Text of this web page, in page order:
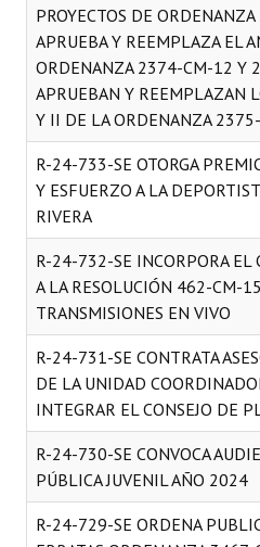
PROYECTOS DE
APRUEBA Y REEMPLAZA EL
ORDENANZA 2374-CM-12 Y
APRUEBAN Y REEMPLAZAN
Y II DE LA ORDENANZA
R-24-733-SE OTORGA
Y ESFUERZO A LA
RIVERA
R-24-732-SE INCORPORA EL
A LA RESOLUCIÓN 462-CM-
TRANSMISIONES EN VIVO
R-24-731-SE CONTRATA
DE LA UNIDAD
INTEGRAR EL CONSEJO DE
R-24-730-SE CONVOCA
PÚBLICA JUVENIL AÑO 2024
R-24-729-SE ORDENA